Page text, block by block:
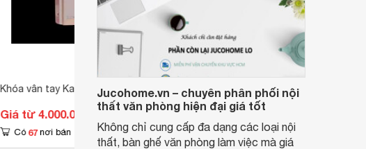
Khóa vân tay Kassler KL-589
Giá từ 4.000.000 đ
Có 67 nơi bán
Khóa vân tay Kassler KL-2000
Giá từ 1.065.000 đ
Có 42 nơi bán
Jucohome.vn – chuyên phân phối nội
thất văn phòng hiện đại giá tốt
Không chỉ cung cấp đa dạng các loại nội
thất, bàn ghế văn phòng làm việc mà giá